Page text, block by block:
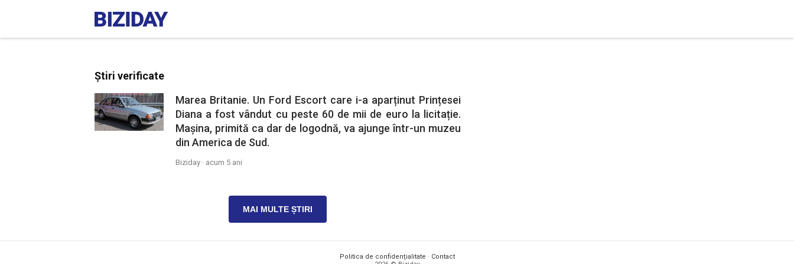
Știri verificate
Marea Britanie. Un Ford Escort care i-a aparținut Prințesei
Diana a fost vândut cu peste 60 de mii de euro la licitație.
Mașina, primită ca dar de logodnă, va ajunge într-un muzeu
din America de Sud.
Biziday · acum 5 ani
MAI MULTE ȘTIRI
Politica de confidențialitate · Contact